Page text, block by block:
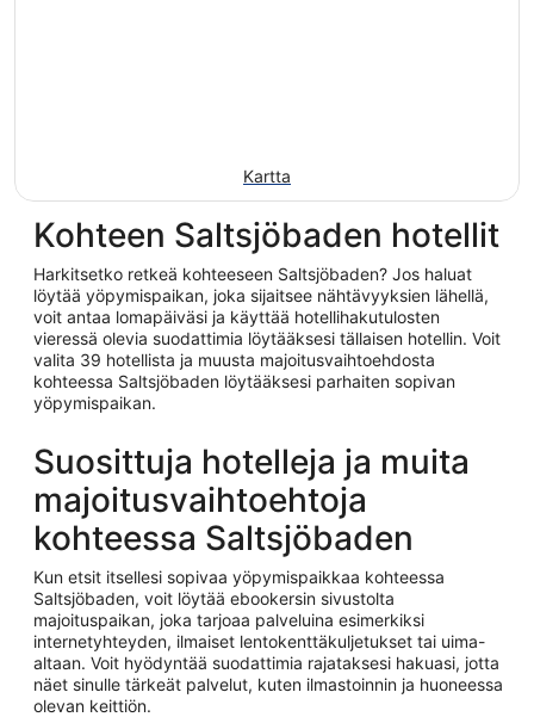
Kartta
Kohteen Saltsjöbaden hotellit
Harkitsetko retkeä kohteeseen Saltsjöbaden? Jos haluat
löytää yöpymispaikan, joka sijaitsee nähtävyyksien lähellä,
voit antaa lomapäiväsi ja käyttää hotellihakutulosten
vieressä olevia suodattimia löytääksesi tällaisen hotellin. Voit
valita 39 hotellista ja muusta majoitusvaihtoehdosta
kohteessa Saltsjöbaden löytääksesi parhaiten sopivan
yöpymispaikan.
Suosittuja hotelleja ja muita
majoitusvaihtoehtoja
kohteessa Saltsjöbaden
Kun etsit itsellesi sopivaa yöpymispaikkaa kohteessa
Saltsjöbaden, voit löytää ebookersin sivustolta
majoituspaikan, joka tarjoaa palveluina esimerkiksi
internetyhteyden, ilmaiset lentokenttäkuljetukset tai uima-
altaan. Voit hyödyntää suodattimia rajataksesi hakuasi, jotta
näet sinulle tärkeät palvelut, kuten ilmastoinnin ja huoneessa
olevan keittiön.